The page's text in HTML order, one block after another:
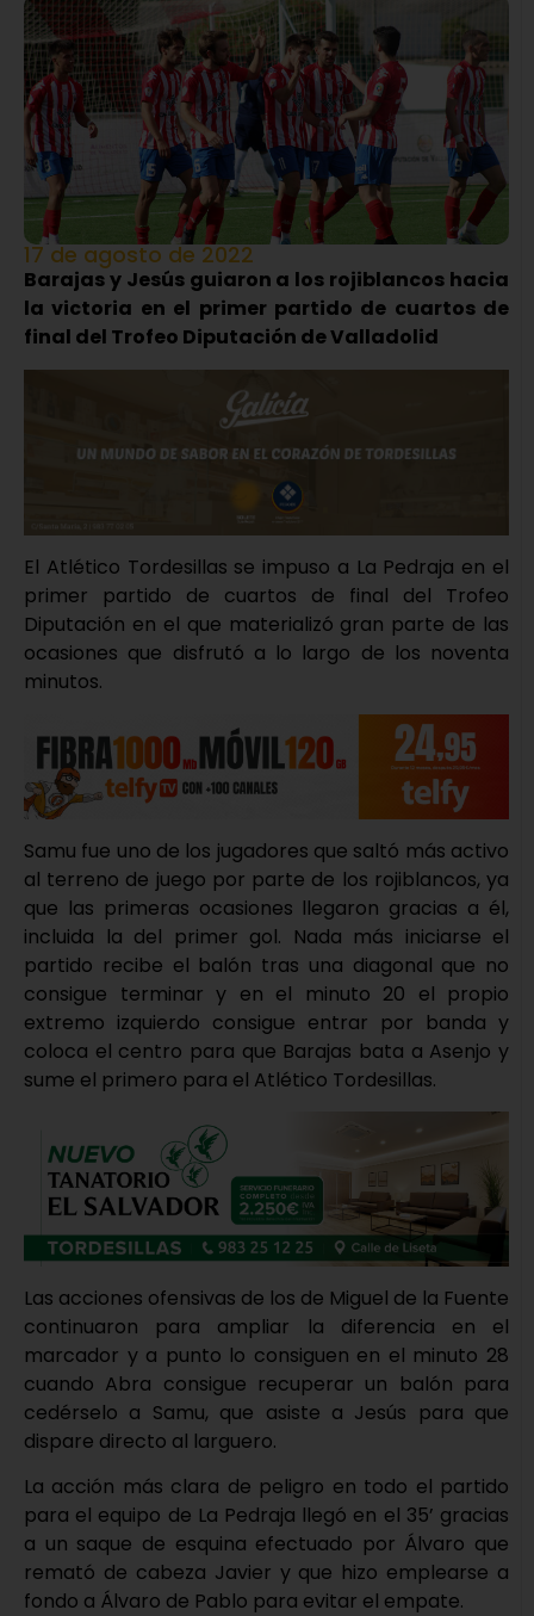
17 de agosto de 2022
Barajas y Jesús guiaron a los rojiblancos hacia
la victoria en el primer partido de cuartos de
final del Trofeo Diputación de Valladolid
El Atlético Tordesillas se impuso a La Pedraja en el
primer partido de cuartos de final del Trofeo
Diputación en el que materializó gran parte de las
ocasiones que disfrutó a lo largo de los noventa
minutos.
Samu fue uno de los jugadores que saltó más activo
al terreno de juego por parte de los rojiblancos, ya
que las primeras ocasiones llegaron gracias a él,
incluida la del primer gol. Nada más iniciarse el
partido recibe el balón tras una diagonal que no
consigue terminar y en el minuto 20 el propio
extremo izquierdo consigue entrar por banda y
coloca el centro para que Barajas bata a Asenjo y
sume el primero para el Atlético Tordesillas.
Las acciones ofensivas de los de Miguel de la Fuente
continuaron para ampliar la diferencia en el
marcador y a punto lo consiguen en el minuto 28
cuando Abra consigue recuperar un balón para
cedérselo a Samu, que asiste a Jesús para que
dispare directo al larguero.
La acción más clara de peligro en todo el partido
para el equipo de La Pedraja llegó en el 35’ gracias
a un saque de esquina efectuado por Álvaro que
remató de cabeza Javier y que hizo emplearse a
fondo a Álvaro de Pablo para evitar el empate.